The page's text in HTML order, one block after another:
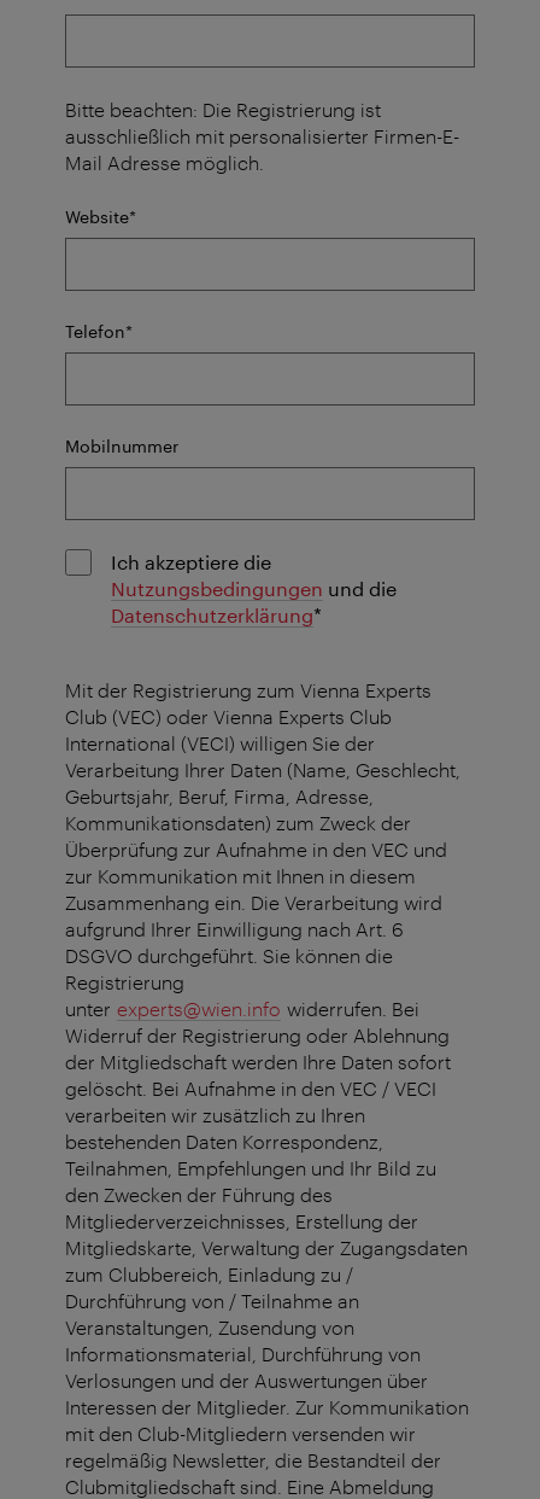
Bitte beachten: Die Registrierung ist
ausschließlich mit personalisierter Firmen-E-
Mail Adresse möglich.
Website*Pflichtfeld
Telefon*Pflichtfeld
Mobilnummer
Ich akzeptiere die
Nutzungsbedingungen und die
Datenschutzerklärung*
Mit der Registrierung zum Vienna Experts
Club (VEC) oder Vienna Experts Club
International (VECI) willigen Sie der
Verarbeitung Ihrer Daten (Name, Geschlecht,
Geburtsjahr, Beruf, Firma, Adresse,
Kommunikationsdaten) zum Zweck der
Überprüfung zur Aufnahme in den VEC und
zur Kommunikation mit Ihnen in diesem
Zusammenhang ein. Die Verarbeitung wird
aufgrund Ihrer Einwilligung nach Art. 6
DSGVO durchgeführt. Sie können die
Registrierung
unter experts@wien.info widerrufen. Bei
Widerruf der Registrierung oder Ablehnung
der Mitgliedschaft werden Ihre Daten sofort
gelöscht. Bei Aufnahme in den VEC / VECI
verarbeiten wir zusätzlich zu Ihren
bestehenden Daten Korrespondenz,
Teilnahmen, Empfehlungen und Ihr Bild zu
den Zwecken der Führung des
Mitgliederverzeichnisses, Erstellung der
Mitgliedskarte, Verwaltung der Zugangsdaten
zum Clubbereich, Einladung zu /
Durchführung von / Teilnahme an
Veranstaltungen, Zusendung von
Informationsmaterial, Durchführung von
Verlosungen und der Auswertungen über
Interessen der Mitglieder. Zur Kommunikation
mit den Club-Mitgliedern versenden wir
regelmäßig Newsletter, die Bestandteil der
Clubmitgliedschaft sind. Eine Abmeldung